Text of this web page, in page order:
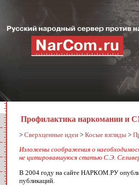
Профилактика наркомании и
> Сверхценные идеи > Косые взгляды >
Изложены соображения о
не цитировавшуюся статью С.Э.
В 2004 году на сайте НАРКОМ.РУ
публикаций.